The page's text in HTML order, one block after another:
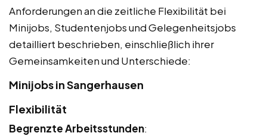
Anforderungen an die zeitliche Flexibilität bei
Minijobs, Studentenjobs und Gelegenheitsjobs
detailliert beschrieben, einschließlich ihrer
Gemeinsamkeiten und Unterschiede:
Minijobs in Sangerhausen
Flexibilität
Begrenzte Arbeitsstunden: